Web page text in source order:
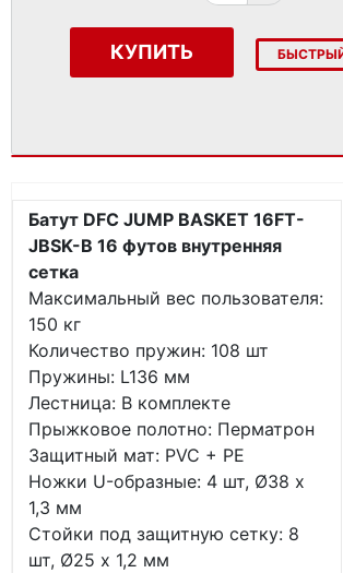
КУПИТЬ
Батут DFC JUMP BASKET 16FT-
JBSK-B 16 футов внутренняя
сетка
Максимальный вес пользователя:
150 кг
Количество пружин: 108 шт
Пружины: L136 мм
Лестница: В комплекте
Прыжковое полотно: Перматрон
Защитный мат: PVC + PE
Ножки U-образные: 4 шт, Ø38 х
1,3 мм
Стойки под защитную сетку: 8
шт, Ø25 х 1,2 мм